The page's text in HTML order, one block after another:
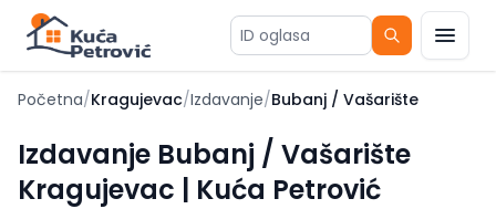
ID oglasa
Početna/Kragujevac/Izdavanje/Bubanj / Vašarište
Izdavanje Bubanj / Vašarište
Kragujevac | Kuća Petrović